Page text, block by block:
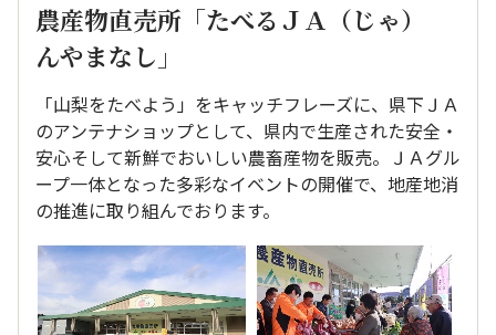
農産物直売所「たべるＪＡ（じゃ）
んやまなし」
「山梨をたべよう」をキャッチフレーズに、県下ＪＡ
のアンテナショップとして、県内で生産された安全・
安心そして新鮮でおいしい農畜産物を販売。ＪＡグル
ープ一体となった多彩なイベントの開催で、地産地消
の推進に取り組んでおります。